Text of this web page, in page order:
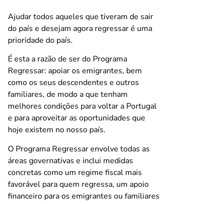
Ajudar todos aqueles que tiveram de sair
do país e desejam agora regressar é uma
prioridade do país.
É esta a razão de ser do Programa
Regressar: apoiar os emigrantes, bem
como os seus descendentes e outros
familiares, de modo a que tenham
melhores condições para voltar a Portugal
e para aproveitar as oportunidades que
hoje existem no nosso país.
O Programa Regressar envolve todas as
áreas governativas e inclui medidas
concretas como um regime fiscal mais
favorável para quem regressa, um apoio
financeiro para os emigrantes ou familiares